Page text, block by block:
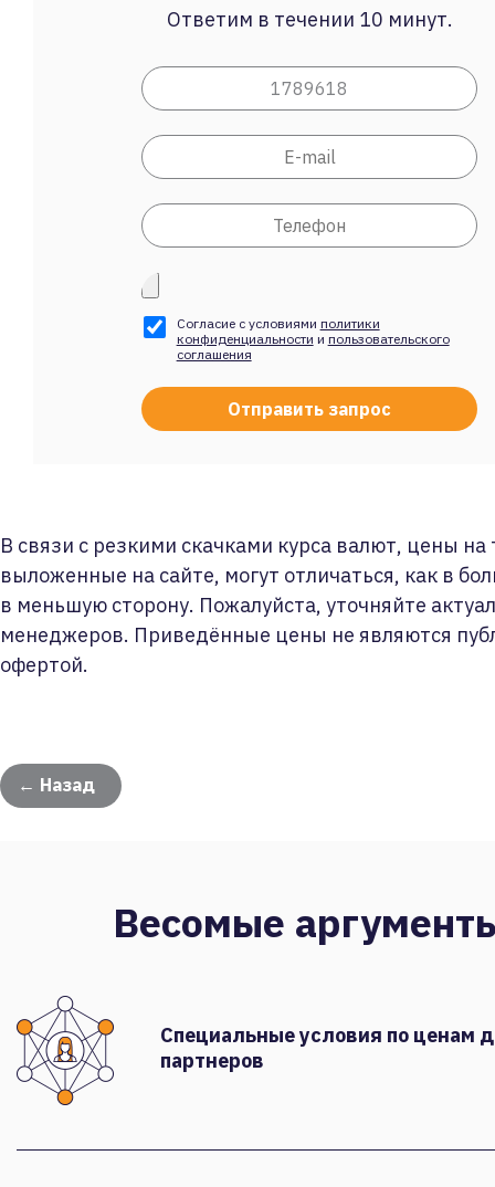
Ответим в течении 10 минут.
Согласие с условиями политики
конфиденциальности и пользовательского
соглашения
В связи с резкими скачками курса валют, цены на
выложенные на сайте, могут отличаться, как в
в меньшую сторону. Пожалуйста, уточняйте
менеджеров. Приведённые цены не являются
офертой.
← Назад
Весомые
Специальные условия по ценам
партнеров